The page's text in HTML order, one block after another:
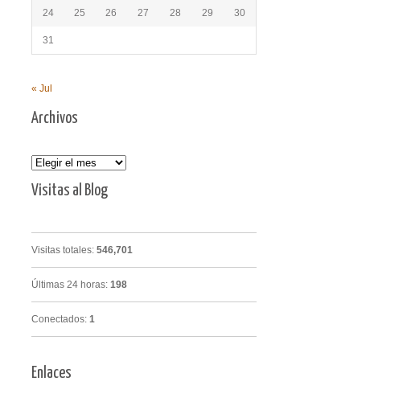
24 25 26 27 28 29 30
31
« Jul
Archivos
Archivos
Visitas al Blog
Visitas totales: 546,701
Últimas 24 horas: 198
Conectados: 1
Enlaces